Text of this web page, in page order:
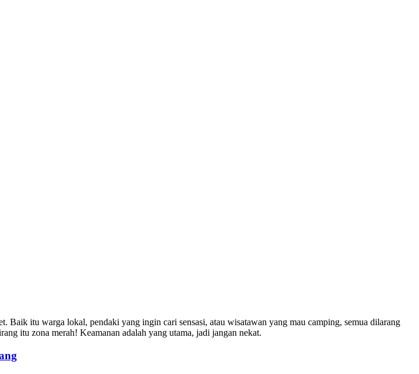
Baik itu warga lokal, pendaki yang ingin cari sensasi, atau wisatawan yang mau camping, semua dilarang
itu zona merah! Keamanan adalah yang utama, jadi jangan nekat.